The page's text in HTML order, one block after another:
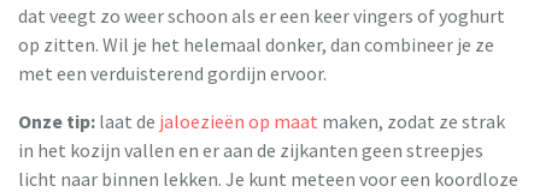
dat veegt zo weer schoon als er een keer vingers of yoghurt
op zitten. Wil je het helemaal donker, dan combineer je ze
met een verduisterend gordijn ervoor.
Onze tip: laat de jaloezieën op maat maken, zodat ze strak
in het kozijn vallen en er aan de zijkanten geen streepjes
licht naar binnen lekken. Je kunt meteen voor een koordloze